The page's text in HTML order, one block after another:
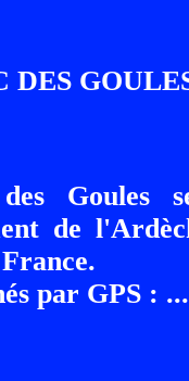
Goules
de
par GPS :